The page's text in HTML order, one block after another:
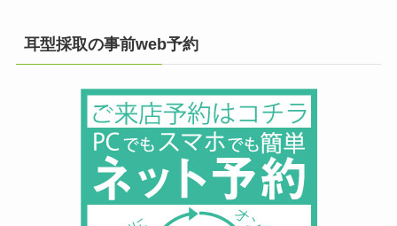
耳型採取の事前web予約